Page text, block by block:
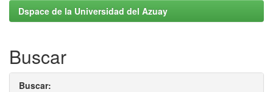
Dspace de la Universidad del Azuay
Buscar
Buscar: